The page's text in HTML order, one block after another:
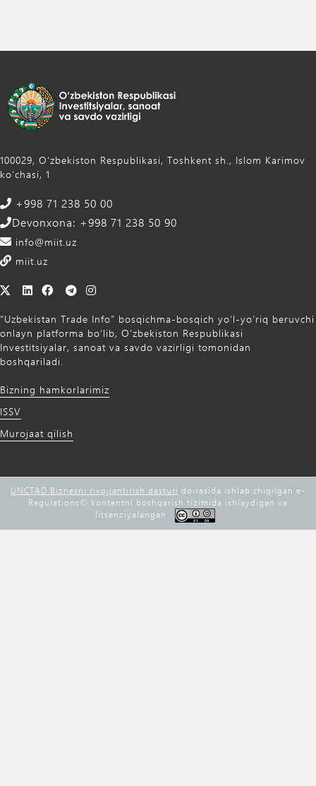
100029, Oʻzbekiston Respublikasi, Toshkent sh., Islom Karimov
ko‘chasi, 1
+998 71 238 50 00
Devonxona: +998 71 238 50 90
info@miit.uz
miit.uz
“Uzbekistan Trade Info” bosqichma-bosqich yo‘l-yo‘riq beruvchi
onlayn platforma bo‘lib, O‘zbekiston Respublikasi
Investitsiyalar, sanoat va savdo vazirligi tomonidan
boshqariladi.
Bizning hamkorlarimiz
ISSV
Murojaat qilish
UNCTAD Biznesni rivojlantirish dasturi doirasida ishlab chiqilgan e-
Regulations©️ kontentni boshqarish tizimida ishlaydigan va
litsenziyalangan